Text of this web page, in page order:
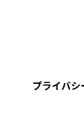
プライバシ